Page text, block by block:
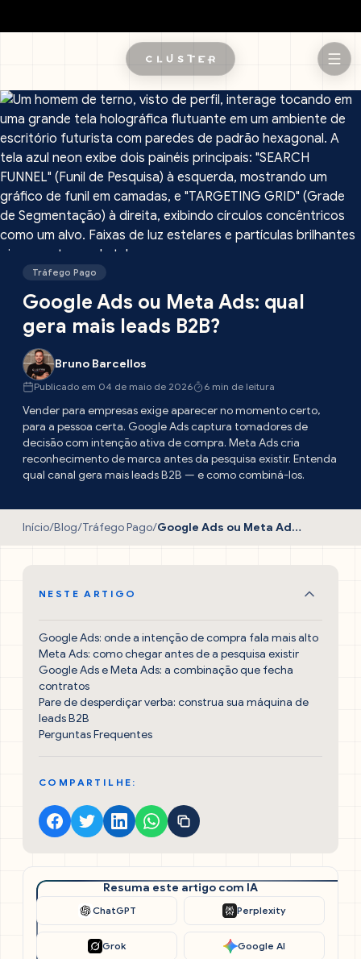
Pular para o conteúdo principal
Tráfego Pago
Google Ads ou Meta Ads: qual
gera mais leads B2B?
Bruno Barcellos
Publicado em 04 de maio de 2026 6 min de leitura
Vender para empresas exige aparecer no momento certo,
para a pessoa certa. Google Ads captura tomadores de
decisão com intenção ativa de compra. Meta Ads cria
reconhecimento de marca antes da pesquisa existir. Entenda
qual canal gera mais leads B2B — e como combiná-los.
Início/Blog/Tráfego Pago/ Google Ads ou Meta Ads: qual gera mais leads B2B?
NESTE ARTIGO
Google Ads: onde a intenção de compra fala mais alto
Meta Ads: como chegar antes de a pesquisa existir
Google Ads e Meta Ads: a combinação que fecha
contratos
Pare de desperdiçar verba: construa sua máquina de
leads B2B
Perguntas Frequentes
COMPARTILHE:
Resuma este artigo com IA
ChatGPT Perplexity
Grok Google AI